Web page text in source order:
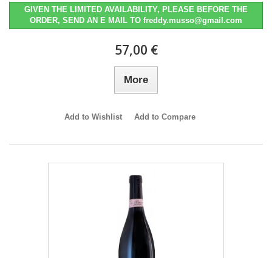
GIVEN THE LIMITED AVAILABILITY, PLEASE BEFORE THE
ORDER, SEND AN E MAIL TO freddy.musso@gmail.com
57,00 €
More
Add to Wishlist Add to Compare